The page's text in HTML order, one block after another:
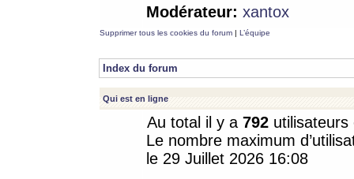
Modérateur: xantox
Supprimer tous les cookies du forum | L’équipe
Index du forum
Qui est en ligne
Au total il y a 792
Le nombre maximum
le 29 Juillet 2026 16:08